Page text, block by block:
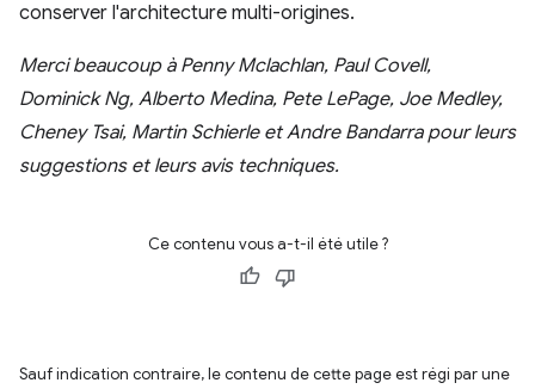
conserver l'architecture multi-origines.
Merci beaucoup à Penny Mclachlan, Paul Covell,
Dominick Ng, Alberto Medina, Pete LePage, Joe Medley,
Cheney Tsai, Martin Schierle et Andre Bandarra pour leurs
suggestions et leurs avis techniques.
Ce contenu vous a-t-il été utile ?
Sauf indication contraire, le contenu de cette page est régi par une